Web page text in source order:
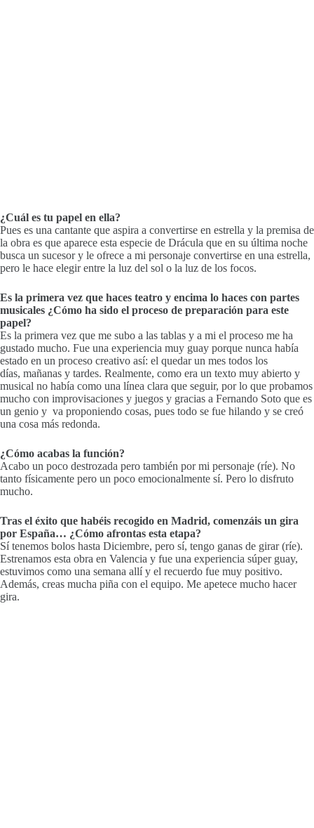
¿Cuál es tu papel en ella?
Pues es una cantante que aspira a convertirse en estrella y la premisa de
la obra es que aparece esta especie de Drácula que en su última noche
busca un sucesor y le ofrece a mi personaje convertirse en una estrella,
pero le hace elegir entre la luz del sol o la luz de los focos.
Es la primera vez que haces teatro y encima lo haces con partes
musicales ¿Cómo ha sido el proceso de preparación para este
papel?
Es la primera vez que me subo a las tablas y a mi el proceso me ha
gustado mucho. Fue una experiencia muy guay porque nunca había
estado en un proceso creativo así: el quedar un mes todos los
días, mañanas y tardes. Realmente, como era un texto muy abierto y
musical no había como una línea clara que seguir, por lo que probamos
mucho con improvisaciones y juegos y gracias a Fernando Soto que es
un genio y va proponiendo cosas, pues todo se fue hilando y se creó
una cosa más redonda.
¿Cómo acabas la función?
Acabo un poco destrozada pero también por mi personaje (ríe). No
tanto físicamente pero un poco emocionalmente sí. Pero lo disfruto
mucho.
Tras el éxito que habéis recogido en Madrid, comenzáis un gira
por España… ¿Cómo afrontas esta etapa?
Sí tenemos bolos hasta Diciembre, pero sí, tengo ganas de girar (ríe).
Estrenamos esta obra en Valencia y fue una experiencia súper guay,
estuvimos como una semana allí y el recuerdo fue muy positivo.
Además, creas mucha piña con el equipo. Me apetece mucho hacer
gira.